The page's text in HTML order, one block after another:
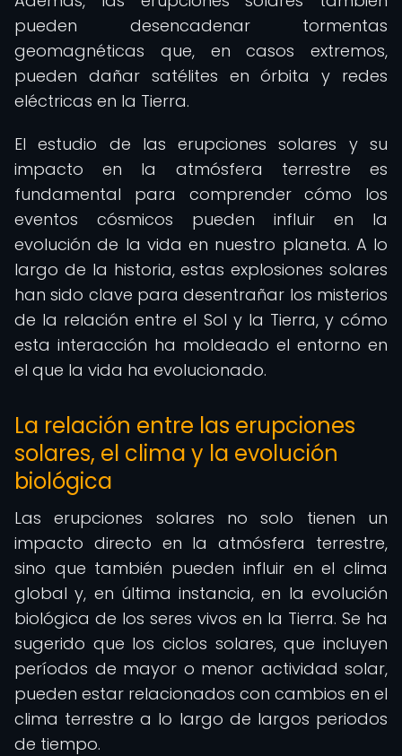
pueden desencadenar tormentas
geomagnéticas que, en casos extremos,
pueden dañar satélites en órbita y redes
eléctricas en la Tierra.
El estudio de las erupciones solares y su
impacto en la atmósfera terrestre es
fundamental para comprender cómo los
eventos cósmicos pueden influir en la
evolución de la vida en nuestro planeta. A lo
largo de la historia, estas explosiones solares
han sido clave para desentrañar los misterios
de la relación entre el Sol y la Tierra, y cómo
esta interacción ha moldeado el entorno en
el que la vida ha evolucionado.
La relación entre las erupciones
solares, el clima y la evolución
biológica
Las erupciones solares no solo tienen un
impacto directo en la atmósfera terrestre,
sino que también pueden influir en el clima
global y, en última instancia, en la evolución
biológica de los seres vivos en la Tierra. Se ha
sugerido que los ciclos solares, que incluyen
períodos de mayor o menor actividad solar,
pueden estar relacionados con cambios en el
clima terrestre a lo largo de largos periodos
de tiempo.